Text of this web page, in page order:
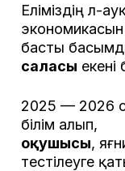
Еліміздің әл-
басты
саласы екені
2025 — 2026
білім
оқушысы,
тестілеуге